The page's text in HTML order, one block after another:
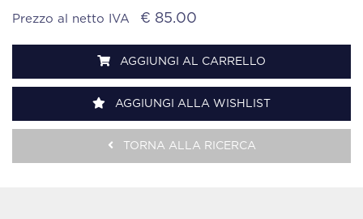
Prezzo al netto IVA € 85.00
AGGIUNGI AL CARRELLO
AGGIUNGI ALLA WISHLIST
TORNA ALLA RICERCA